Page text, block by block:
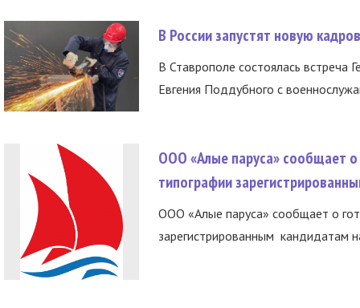
В России запустят новую
В Ставрополе состоялась встреча
Евгения Поддубного с
ООО «Алые паруса» сообщает о
типографии
ООО «Алые паруса» сообщает о
зарегистрированным кандидатам